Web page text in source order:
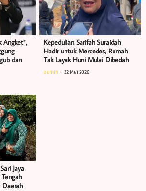
Angket”,
dan
Kepedulian Sarifah Suraidah
Hadir untuk Mercedes, Rumah
Tak Layak Huni Mulai Dibedah
admin 22 Mei 2026
Jaya
Daerah